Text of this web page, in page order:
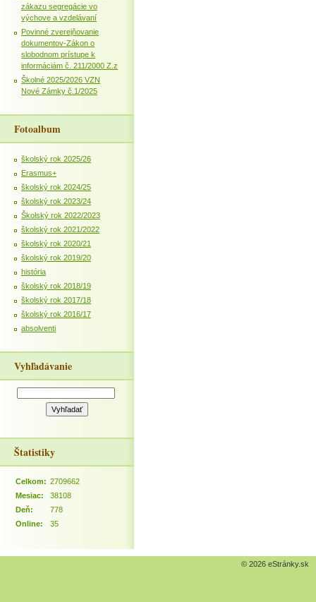
zákazu segregácie vo
výchove a vzdelávaní
Povinné zverejňovanie
dokumentov-Zákon o
slobodnom prístupe k
informáciám č. 211/2000 Z.z
Školné 2025/2026 VZN
Nové Zámky č.1/2025
Fotoalbum
školský rok 2025/26
Erasmus+
školský rok 2024/25
školský rok 2023/24
Školský rok 2022/2023
školský rok 2021/2022
školský rok 2020/21
školský rok 2019/20
história
školský rok 2018/19
školský rok 2017/18
školský rok 2016/17
absolventi
Vyhľadávanie
Štatistiky
Online: 35
Celkom: 2709662
Mesiac:
38108
Deň:
778
© 2026 eStránky.sk